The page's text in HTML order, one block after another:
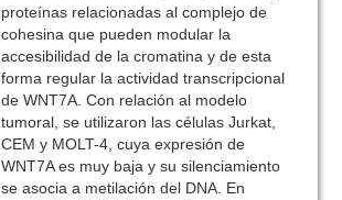
proteínas relacionadas al complejo de
cohesina que pueden modular la
accesibilidad de la cromatina y de esta
forma regular la actividad transcripcional
de WNT7A. Con relación al modelo
tumoral, se utilizaron las células Jurkat,
CEM y MOLT-4, cuya expresión de
WNT7A es muy baja y su silenciamiento
se asocia a metilación del DNA. En